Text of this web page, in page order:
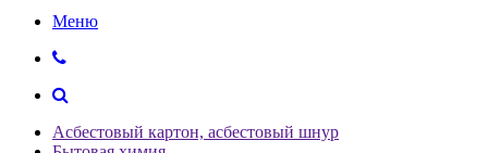
Меню
Асбестовый картон, асбестовый шнур